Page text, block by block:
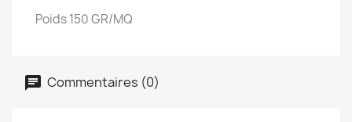
Poids 150 GR/MQ
Commentaires (0)